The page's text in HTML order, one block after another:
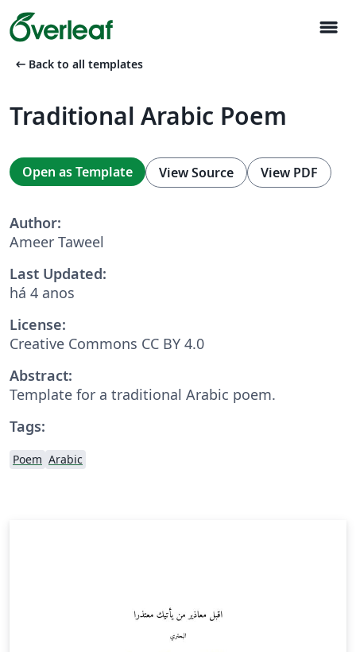
menu
arrow_left_alt Back to all templates
Traditional Arabic Poem
Open as Template View Source View PDF
Author:
Ameer Taweel
Last Updated:
há 4 anos
License:
Creative Commons CC BY 4.0
Abstract:
Template for a traditional Arabic poem.
Tags:
Poem Arabic